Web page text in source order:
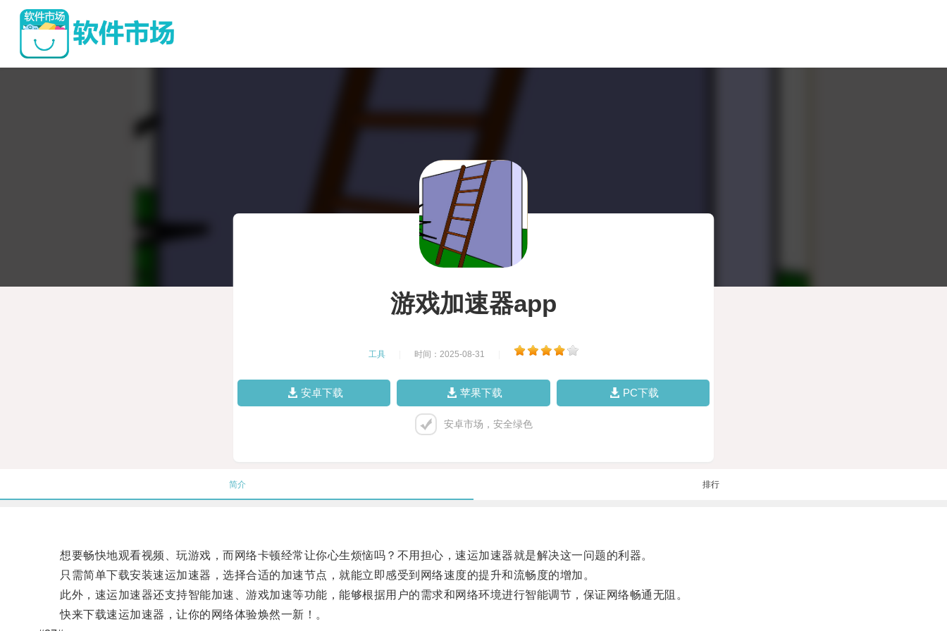
游戏加速器app
工具 时间：2025-08-31
安卓下载 苹果下载 PC下载
安卓市场，安全绿色
简介 排行
想要畅快地观看视频、玩游戏，而网络卡顿经常让你心生烦恼吗？不用担心，速运加速器就是解决这一问题的利器。
只需简单下载安装速运加速器，选择合适的加速节点，就能立即感受到网络速度的提升和流畅度的增加。
此外，速运加速器还支持智能加速、游戏加速等功能，能够根据用户的需求和网络环境进行智能调节，保证网络畅通无阻。
快来下载速运加速器，让你的网络体验焕然一新！。